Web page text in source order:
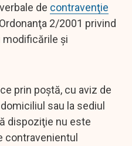
de contravenţie
2/2001 privind
modificările şi
prin poştă, cu aviz de
sau la sediul
dispoziţie nu este
contravenientul